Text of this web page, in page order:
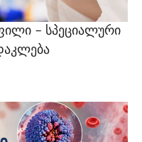
– სპეციალური